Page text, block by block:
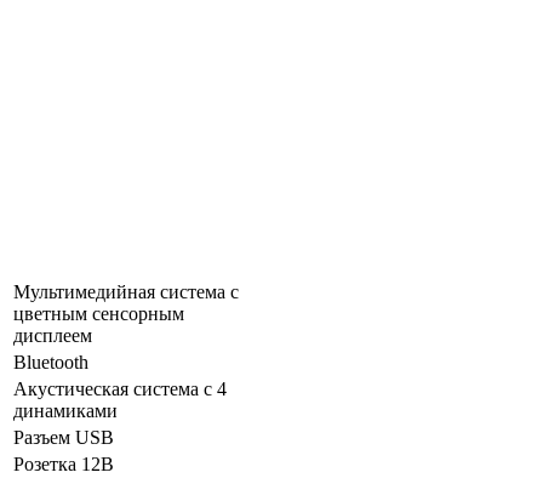
Мультимедийная система с
цветным сенсорным
дисплеем
Bluetooth
Акустическая система с 4
динамиками
Разъeм USB
Розетка 12В